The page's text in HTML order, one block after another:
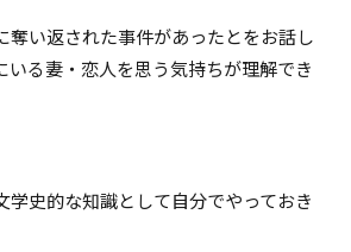
奪い返された事件があったとをお話し
いる妻・恋人を思う気持ちが理解でき
学史的な知識として自分でやっておき